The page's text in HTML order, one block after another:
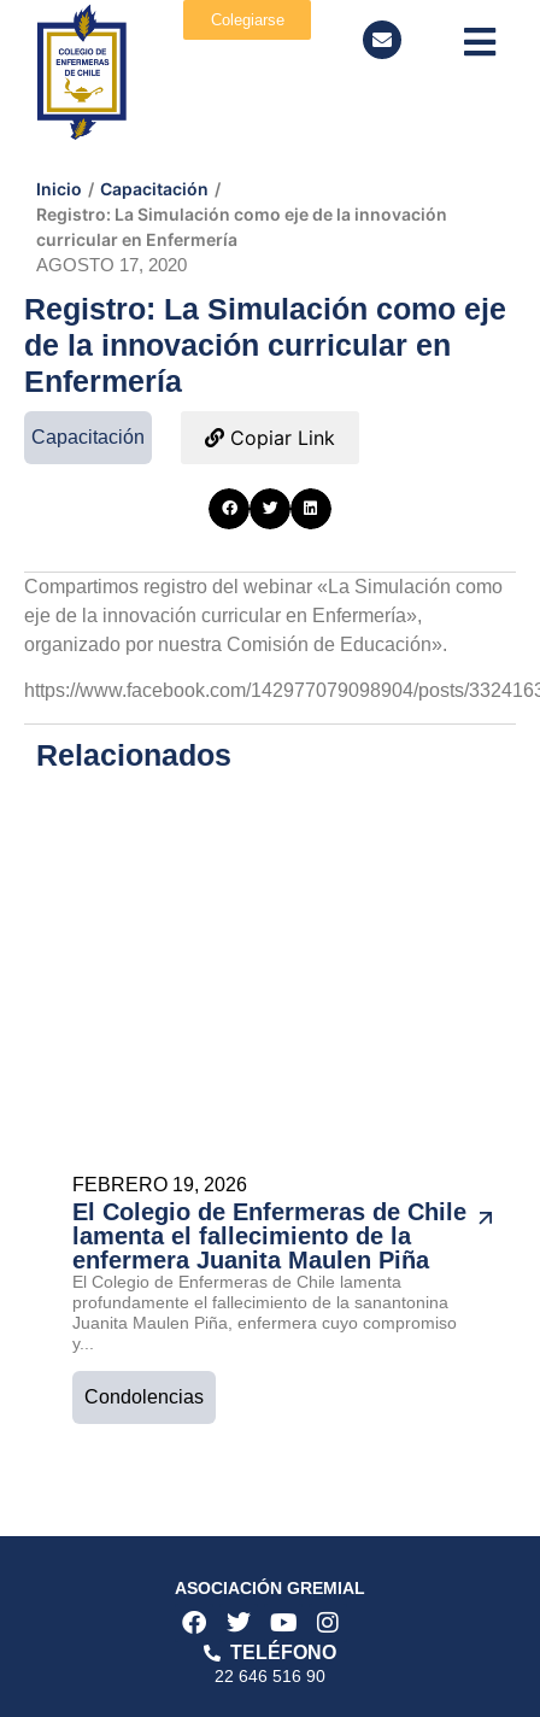
Colegiarse
Inicio / Capacitación /
Registro: La Simulación como eje de la innovación
curricular en Enfermería
AGOSTO 17, 2020
Registro: La Simulación como eje
de la innovación curricular en
Enfermería
Capacitación Copiar Link
Compartimos registro del webinar «La Simulación como
eje de la innovación curricular en Enfermería»,
organizado por nuestra Comisión de Educación».
https://www.facebook.com/142977079098904/posts/
Relacionados
FEBRERO 19, 2026
El Colegio de Enfermeras de Chile
lamenta el fallecimiento de la
enfermera Juanita Maulen Piña
El Colegio de Enfermeras de Chile lamenta
profundamente el fallecimiento de la sanantonina
Juanita Maulen Piña, enfermera cuyo compromiso
y...
Condolencias
ASOCIACIÓN GREMIAL
TELÉFONO
22 646 516 90